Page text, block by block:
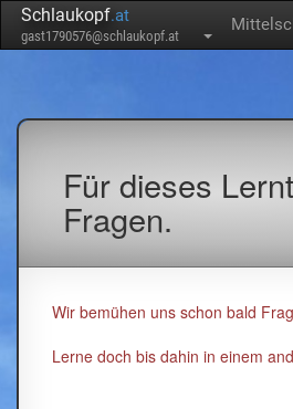
Schlaukopf.at
gast1790576@schlaukopf.at
Für dieses
Fragen.
Wir bemühen uns schon bald
Lerne doch bis dahin in einem